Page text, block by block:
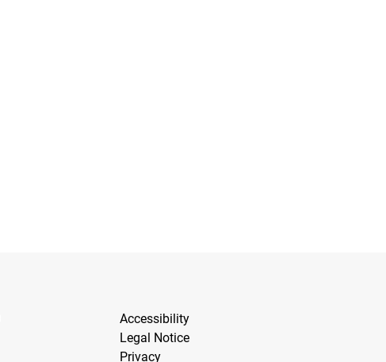
Accessibility
Legal Notice
Privacy